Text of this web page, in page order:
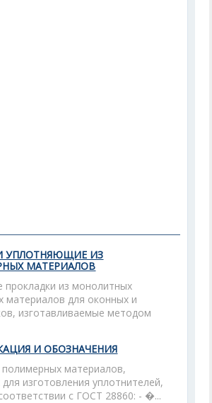
УПЛОТНЯЮЩИЕ ИЗ
МАТЕРИАЛОВ
из монолитных
материалов для оконных и
изготавливаемые методом
И ОБОЗНАЧЕНИЯ
материалов,
изготовления уплотнителей,
с ГОСТ 28860: - �...